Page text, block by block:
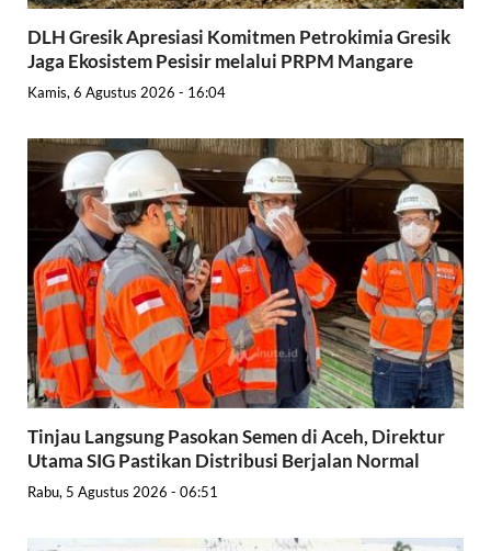
DLH Gresik Apresiasi Komitmen Petrokimia Gresik
Jaga Ekosistem Pesisir melalui PRPM Mangare
Kamis, 6 Agustus 2026 - 16:04
Tinjau Langsung Pasokan Semen di Aceh, Direktur
Utama SIG Pastikan Distribusi Berjalan Normal
Rabu, 5 Agustus 2026 - 06:51